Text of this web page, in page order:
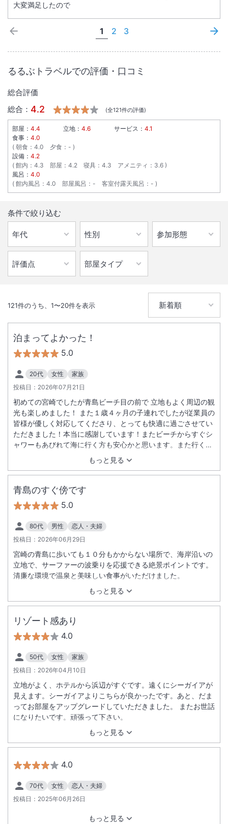
大変満足したので
1 2 3
るるぶトラベルでの評価・口コミ
総合評価
総合： 4.2 (全121件の評価)
部屋： 4.4 立地： 4.6 サービス： 4.1
食事： 4.0
朝食 ： 4.0 夕食 ： -
設備： 4.2
館内 ： 4.3 部屋 ： 4.2 寝具 ： 4.3 アメニティ ： 3.6
風呂： 4.0
館内風呂 ： 4.0 部屋風呂 ： - 客室付露天風呂 ： -
条件で絞り込む
121件のうち、 1〜20件を表示
泊まってよかった！
5.0
20代 女性
家族
投稿日： 2026年07月21日
もっと見る
初めての宮崎でしたが青島ビーチ目の前で 立地もよく周辺の観
光も楽しめました！ また１歳４ヶ月の子連れでしたが従業員の
皆様が優しく対応してくださり、とっても快適に過ごさせてい
ただきました！本当に感謝しています！またビーチからすぐシ
ャワーもあびれて海に行く方も安心かと思います。また行く時
はお世話になります。ありがとうございました。
青島のすぐ傍です
5.0
80代 男性
恋人・夫婦
投稿日： 2026年06月29日
もっと見る
宮崎の青島に歩いても１０分もかからない場所で、海岸沿いの
立地で、サーファーの波乗りを応援できる絶景ポイントです。
清廉な環境で温泉と美味しい食事がいただけました。
リゾート感あり
4.0
50代 女性
家族
投稿日： 2026年04月10日
もっと見る
立地がよく、ホテルから浜辺がすぐです。遠くにシーガイアが
見えます。シーガイアよりこちらが良かったです。あと、だま
ってお部屋をアップグレードしていただきました。 またお世話
になりたいです。頑張って下さい。
4.0
70代 女性
恋人・夫婦
投稿日： 2025年06月26日
もっと見る